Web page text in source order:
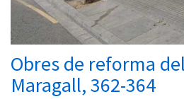
Obres de reforma
Maragall, 362-364